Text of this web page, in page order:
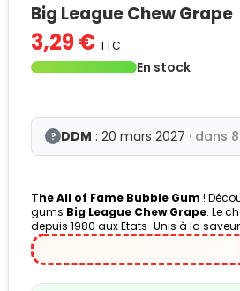
Big League Chew Grape
3,29 € TTC
En stock
? DDM : 20 mars 2027 · dans
The All of Fame Bubble Gum !
gums Big League Chew Grape. Le
depuis 1980 aux Etats-Unis à la